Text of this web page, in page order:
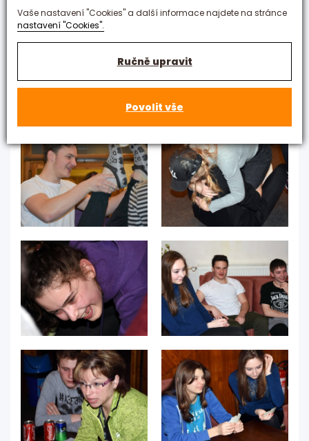
Vaše nastavení "Cookies" a další informace najdete na stránce
nastavení "Cookies".
Ručně upravit
Povolit vše